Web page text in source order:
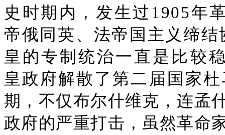
史时期内，发生过1905年
帝俄同英、法帝国主义缔
皇的专制统治一直是比较
皇政府解散了第二届国家
期，不仅布尔什维克，连孟
政府的严重打击，虽然革命